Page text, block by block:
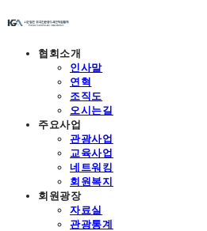
협회소개
인사말
연혁
조직도
오시는길
주요사업
관광사업
교육사업
네트워킹
회원복지
회원광장
자료실
관광통계